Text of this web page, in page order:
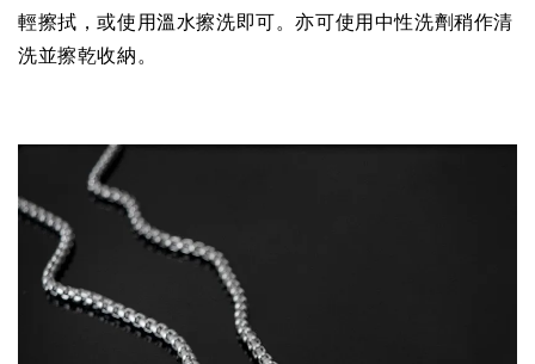
輕擦拭，或使用溫水擦洗即可。亦可使用中性洗劑稍作清
洗並擦乾收納。